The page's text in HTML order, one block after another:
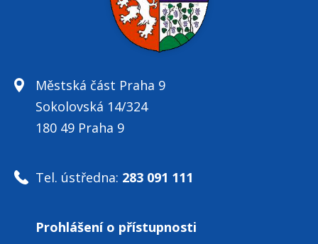
Městská část Praha 9
Sokolovská 14/324
180 49 Praha 9
Tel. ústředna: 283 091 111
Prohlášení o přístupnosti